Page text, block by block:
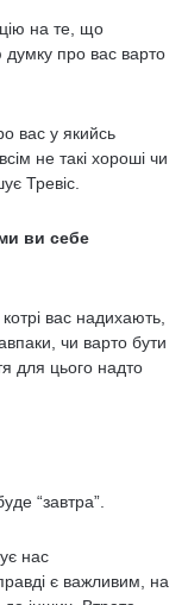
на те, що
думку про вас варто
вас у якийсь
не такі хороші чи
Тревіс.
ви себе
вас надихають,
чи варто бути
для цього надто
“завтра”.
нас
є важливим, на